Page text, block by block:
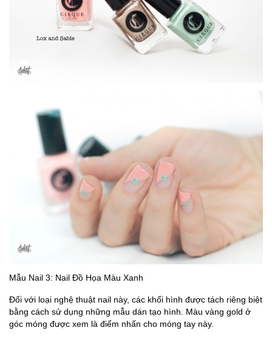
Mẫu Nail 3: Nail Đồ Họa Màu Xanh
Đối với loại nghệ thuật nail này, các khối hình được tách riêng biệt
bằng cách sử dụng những mẫu dán tạo hình. Màu vàng gold ở
góc móng được xem là điểm nhấn cho móng tay này.